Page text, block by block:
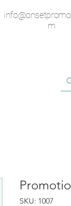
m
SKU: 1007